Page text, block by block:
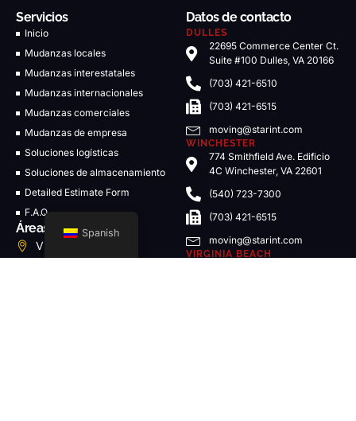
Servicios
Inicio
Mudanzas locales
Mudanzas interestatales
Mudanzas internacionales
Mudanzas comerciales
Mudanzas de empresa
Soluciones logísticas
Soluciones de almacenamiento
Detailed Estimate Form
F.A.Q
Áreas de servicio
Virginia Locations
Datos de contacto
DULLES
22695 Commerce Center Ct.
Suite #100 Dulles, VA 20166
(703) 421-6510
(703) 421-6515
moving@starint.com
WINCHESTER
774 Smithfield Ave. Edificio
4C Winchester, VA 22601
(540) 723-7300
(703) 421-6515
moving@starint.com
VIRGINIA BEACH
Spanish